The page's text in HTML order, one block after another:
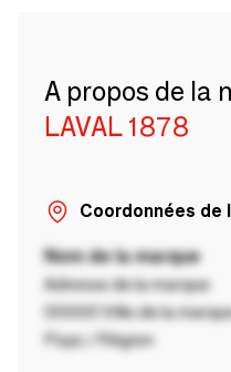
A propos de la
LAVAL 1878
Coordonnées de
Nom de la marque
Adresse de la marque
00000 Ville de la
Pays / Région